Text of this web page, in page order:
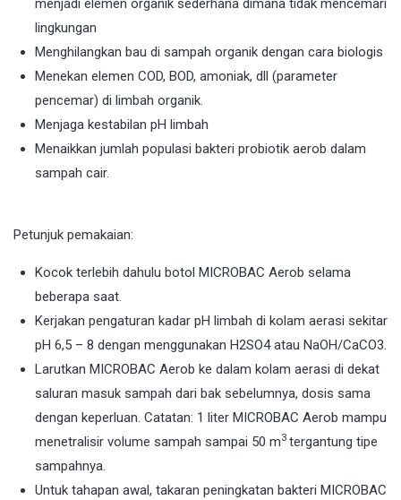
menjadi elemen organik sederhana dimana tidak mencemari
lingkungan
Menghilangkan bau di sampah organik dengan cara biologis
Menekan elemen COD, BOD, amoniak, dll (parameter
pencemar) di limbah organik.
Menjaga kestabilan pH limbah
Menaikkan jumlah populasi bakteri probiotik aerob dalam
sampah cair.
Petunjuk pemakaian:
Kocok terlebih dahulu botol MICROBAC Aerob selama
beberapa saat.
Kerjakan pengaturan kadar pH limbah di kolam aerasi sekitar
pH 6,5 – 8 dengan menggunakan H2SO4 atau NaOH/CaCO3.
Larutkan MICROBAC Aerob ke dalam kolam aerasi di dekat
saluran masuk sampah dari bak sebelumnya, dosis sama
dengan keperluan. Catatan: 1 liter MICROBAC Aerob mampu
menetralisir volume sampah sampai 50 m3 tergantung tipe
sampahnya.
Untuk tahapan awal, takaran peningkatan bakteri MICROBAC